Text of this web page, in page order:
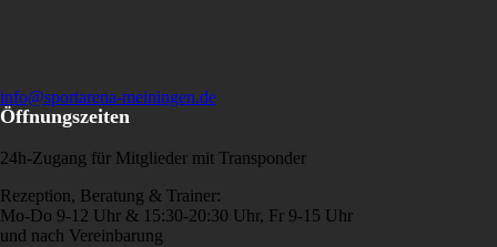
info@sportarena-meiningen.de
Öffnungszeiten
24h-Zugang für Mitglieder mit Transponder
Rezeption, Beratung & Trainer:
Mo-Do 9-12 Uhr & 15:30-20:30 Uhr, Fr 9-15 Uhr
und nach Vereinbarung